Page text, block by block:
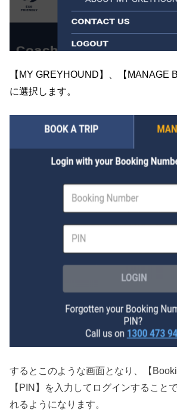
【MY GREYHOUND】、【MANAGE
に選択します。
するとこのような画面となり、【
【PIN】を入力してログインすること
れるようになります。